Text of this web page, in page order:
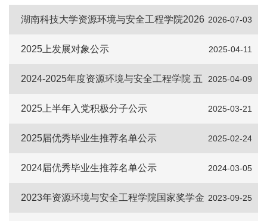
2026-07-03
湖南科技大学资源环境与安全工程学院2026
年大学生学术夏令营营员名单公示 2025-04-11
2025上发展对象公示
2025-04-09
2024-2025年度资源环境与安全工程学院 五
四评优拟推荐名单公示 2025-03-21
2025上半年入党积极分子公示
2025-02-24
2025届优秀毕业生推荐名单公示
2024-03-05
2024届优秀毕业生推荐名单公示
2023-09-25
2023年资源环境与安全工程学院国家奖学金